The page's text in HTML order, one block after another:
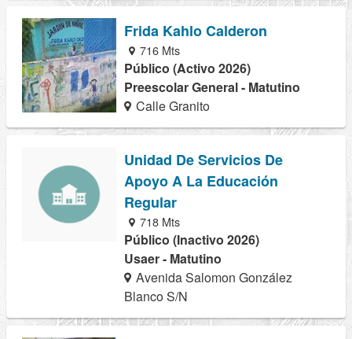
Frida Kahlo Calderon
716 Mts
Público (Activo 2026)
Preescolar General - Matutino
Calle Granito
Unidad De Servicios De
Apoyo A La Educación
Regular
718 Mts
Público (Inactivo 2026)
Usaer - Matutino
Avenida Salomon González
Blanco S/N